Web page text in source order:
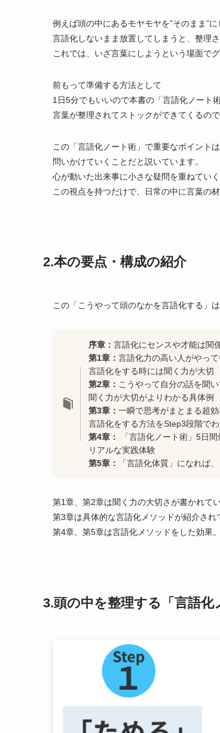
例えば頭の中にあるモヤモヤを”そのまま”
言語化しないまま放置してしまうと、整理
これでは、いざ言葉にしようという場面で
前もって準備する方法として
1日5分でもいいので本書の「言語化ノート
言葉が整理されてストックができてくるの
この「言語化ノート術」で重要なポイント
問いかけていくことだと説いています。
心が動いた出来事に小さな疑問を重ねてい
この視点を持つだけで、日常の中に言葉の
2.本の要点・構成の紹介
この「こうやって頭のなかを言語化する」
序章： 言語化にセンスや才能は関
第1章： 言語化力の高い人がやって
言語化をする時には聞く力が大切
第2章： こうやって自分の話を聞い
聞く力が大切がよりわかる具体例
第3章： 一瞬で思考がまとまる超
言語化をする方法をStep3段階で
第4章：
「言語化ノート術」5日間
リアルな実践体験
第5章：
「言語化体質」になれば
第1章、第2章は聞く力の大切さが書かれてい
第3章は具体的な言語化メソッドが紹介され
第4章、第5章は言語化メソッドをした効果
3.頭の中を整理する「言語